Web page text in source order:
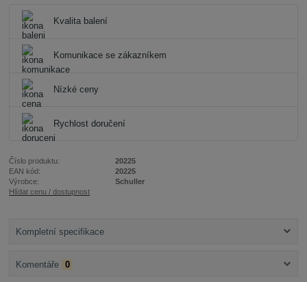
Kvalita balení
Komunikace se zákazníkem
Nízké ceny
Rychlost doručení
Číslo produktu:
20225
EAN kód:
20225
Výrobce:
Schuller
Hlídat cenu / dostupnost
Kompletní specifikace
Komentáře 0